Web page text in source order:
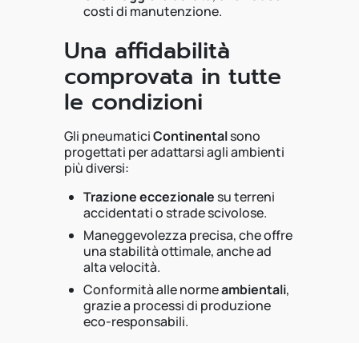
costi di manutenzione.
Una affidabilità
comprovata in tutte
le condizioni
Gli pneumaticiContinentalsono
progettati per adattarsi agli ambienti
più diversi:
Trazione eccezionalesu terreni
accidentati o strade scivolose.
Maneggevolezza precisa, che offre
una stabilità ottimale, anche ad
alta velocità.
Conformità alle normeambientali,
grazie a processi di produzione
eco-responsabili.